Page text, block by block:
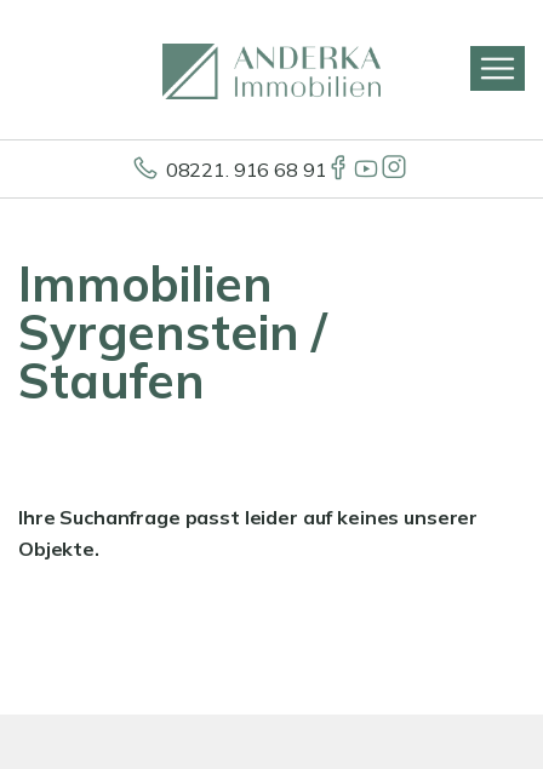
08221. 916 68 91
Immobilien
Syrgenstein /
Staufen
Ihre Suchanfrage passt leider auf keines unserer
Objekte.